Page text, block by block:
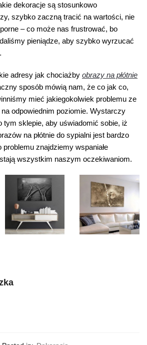
dekoracje są stosunkowo
szybko zaczną tracić na wartości, nie
– co może nas frustrować, bo
pieniądze, aby szybko wyrzucać
adresy jak chociażby obrazy na płótnie
sposób mówią nam, że co jak co,
mieć jakiegokolwiek problemu ze
odpowiednim poziomie. Wystarczy
tym sklepie, aby uświadomić sobie, iż
na płótnie do sypialni jest bardzo
znajdziemy wspaniałe
wszystkim naszym oczekiwaniom.